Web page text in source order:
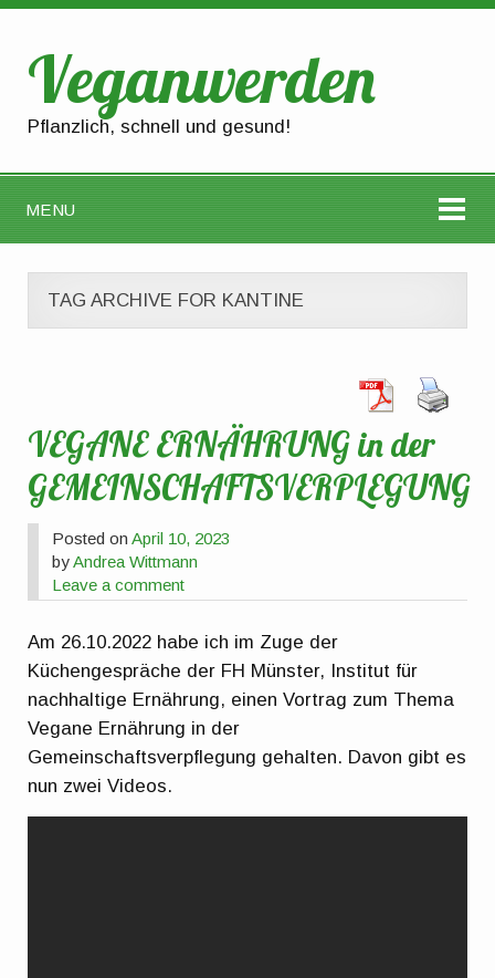
Veganwerden
Pflanzlich, schnell und gesund!
MENU
TAG ARCHIVE FOR KANTINE
VEGANE ERNÄHRUNG in der
GEMEINSCHAFTSVERPLEGUNG
Posted onApril 10, 2023
byAndrea Wittmann
Leave a comment
Am 26.10.2022 habe ich im Zuge der
Küchengespräche der FH Münster, Institut für
nachhaltige Ernährung, einen Vortrag zum Thema
Vegane Ernährung in der
Gemeinschaftsverpflegung gehalten. Davon gibt es
nun zwei Videos.